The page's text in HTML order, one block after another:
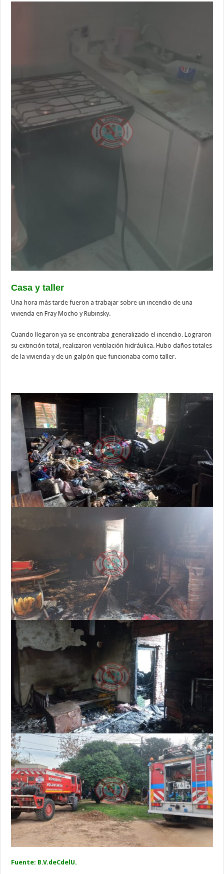
Casa y taller
Una hora más tarde fueron a trabajar sobre un incendio de una
vivienda en Fray Mocho y Rubinsky.
Cuando llegaron ya se encontraba generalizado el incendio. Lograron
su extinción total, realizaron ventilación hidráulica. Hubo daños totales
de la vivienda y de un galpón que funcionaba como taller.
Fuente: B.V.deCdelU.